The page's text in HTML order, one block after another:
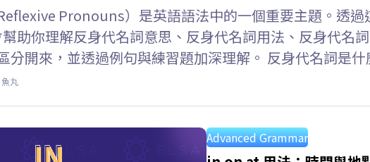
Pronouns）是英語語法中的一個重要主題。透過
幫助你理解反身代名詞意思、反身代名詞用法、反身代名
分開來，並透過例句與練習題加深理解。 反身代名詞是什
代名詞 英文 (Reflexive Pronouns) 是指句子中的主詞和受
丸
Advanced Grammar